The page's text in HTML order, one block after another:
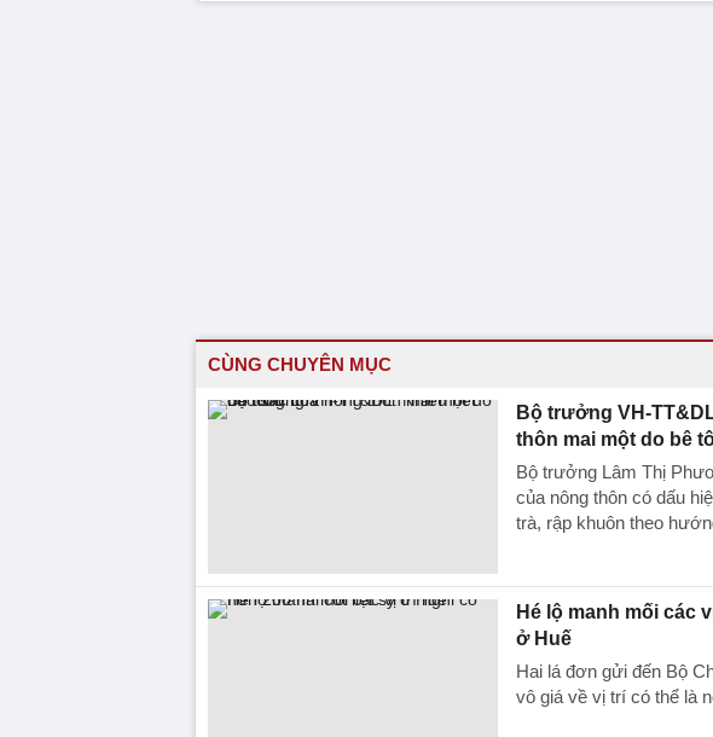
CÙNG CHUYÊN MỤC
Bộ trưởng VH-
thôn mai một do bê
Bộ trưởng Lâm Thị
của nông thôn có dấu
trà, rập khuôn theo
Hé lộ manh mối các
ở Huế
Hai lá đơn gửi đến Bộ
vô giá về vị trí có thể là